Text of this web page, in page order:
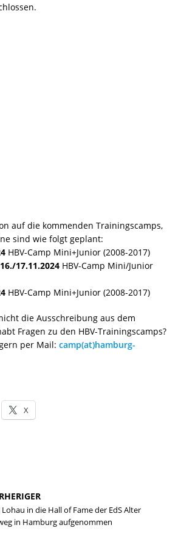
auf die kommenden Trainingscamps,
sind wie folgt geplant:
HBV-Camp Mini+Junior (2008-2017)
17.11.2024 HBV-Camp Mini/Junior
HBV-Camp Mini+Junior (2008-2017)
die Ausschreibung aus dem
Fragen zu den HBV-Trainingscamps?
per Mail: camp(at)hamburg-
X
Lohau in die Hall of Fame der EdS Alter
in Hamburg aufgenommen